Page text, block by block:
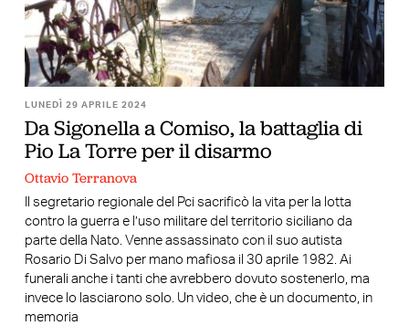
LUNEDÌ 29 APRILE 2024
Da Sigonella a Comiso, la battaglia di
Pio La Torre per il disarmo
Ottavio Terranova
Il segretario regionale del Pci sacrificò la vita per la lotta
contro la guerra e l’uso militare del territorio siciliano da
parte della Nato. Venne assassinato con il suo autista
Rosario Di Salvo per mano mafiosa il 30 aprile 1982. Ai
funerali anche i tanti che avrebbero dovuto sostenerlo, ma
invece lo lasciarono solo. Un video, che è un documento, in
memoria